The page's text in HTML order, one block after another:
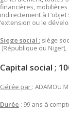
financières,
indirectement à I
‘extension ou le
Siege social : siège
(République du Niger),
Capital social ;
Gérée par : ADAMOU
Durée : 99 ans à